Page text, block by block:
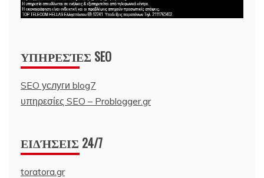
ΥΠΗΡΕΣΊΕΣ SEO
SEO услуги blog7
υπηρεσίες SEO – Problogger.gr
ΕΙΔΉΣΕΙΣ 24/7
toratora.gr